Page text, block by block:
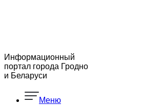
Информационный
портал города Гродно
и Беларуси
Меню